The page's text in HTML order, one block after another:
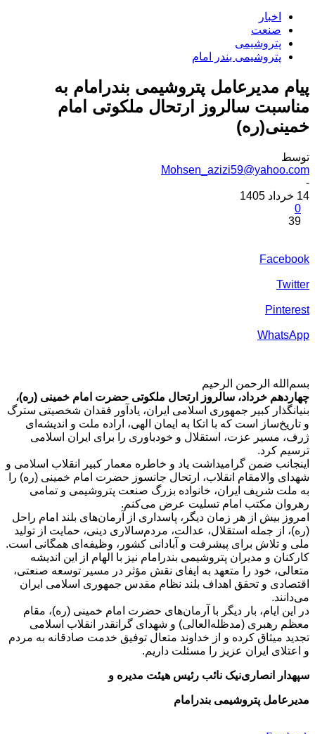
اخبار
صنعت
پتروشیمی
پتروشیمی بندر امام
پیام مدیرعامل پتروشیمی بندرامام به
مناسبت سالروز ارتحال ملکوتی امام
خمینی(ره)
توسط
Mohsen_azizi59@yahoo.com
-
14 خرداد 1405
0
39
Facebook
Twitter
Pinterest
WhatsApp
بسم‌الله الرحمن الرحیم
چهاردهم خرداد، سالروز ارتحال ملکوتی حضرت امام خمینی (ره)،
بنیانگذار کبیر جمهوری اسلامی ایران، یادآور فقدان شخصیتی سترگ
و تاریخ‌ساز است که با اتکا به ایمان الهی، اراده ملت و اندیشه‌ای
ژرف، مسیر عزت، استقلال و خودباوری را برای ایران اسلامی
ترسیم کرد.
اینجانب ضمن گرامیداشت یاد و خاطره معمار کبیر انقلاب اسلامی و
شهدای والامقام انقلاب، ارتحال جانسوز حضرت امام خمینی (ره) را
به ملت شریف ایران، خانواده بزرگ صنعت پتروشیمی و تمامی
رهروان مکتب امام تسلیت عرض می‌کنم.
امروز بیش از هر زمان دیگر، پاسداری از آرمان‌های بلند امام راحل
(ره)، از جمله استقلال، عدالت، مردم‌سالاری دینی، حمایت از تولید
ملی و تلاش برای پیشرفت و آبادانی کشور، وظیفه‌ای همگانی است.
کارکنان و مدیران پتروشیمی بندرامام نیز با الهام از این اندیشه
متعالی، خود را متعهد به ایفای نقش مؤثر در مسیر توسعه صنعتی،
اقتصادی و تحقق اهداف بلند نظام مقدس جمهوری اسلامی ایران
می‌دانند.
در این ایام، بار دیگر با آرمان‌های حضرت امام خمینی (ره)، مقام
معظم رهبری (مدظله‌العالی) و شهدای گرانقدر انقلاب اسلامی
تجدید میثاق کرده و از خداوند متعال توفیق خدمت صادقانه به مردم
و اعتلای ایران عزیز را مسئلت داریم.
سپهدار انصاری‌نیک نائب رئیس هیئت مدیره و
مدیرعامل پتروشیمی بندرامام